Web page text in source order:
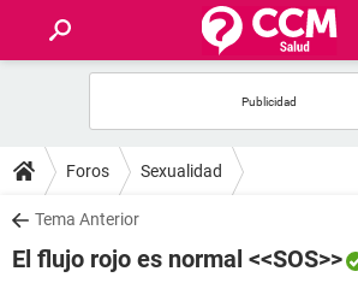
FOROS
SALUD
FAMILIA
Foros Sexualidad
Tema Anterior
El flujo rojo es normal <<SOS>>